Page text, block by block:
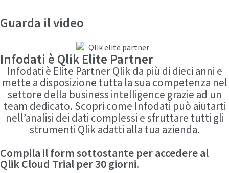
Guarda il video
Infodati è Qlik Elite Partner
Infodati è Elite Partner Qlik da più di dieci anni e
mette a disposizione tutta la sua competenza nel
settore della business intelligence grazie ad un
team dedicato. Scopri come Infodati può aiutarti
nell’analisi dei dati complessi e sfruttare tutti gli
strumenti Qlik adatti alla tua azienda.
Compila il form sottostante per accedere al
Qlik Cloud Trial per 30 giorni.